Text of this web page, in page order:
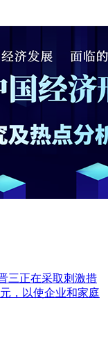
三正在采取刺激措
，以使企业和家庭